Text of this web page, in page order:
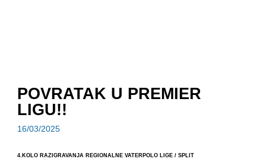
POVRATAK U PREMIER
LIGU!!
16/03/2025
4.KOLO RAZIGRAVANJA REGIONALNE VATERPOLO LIGE / SPLIT